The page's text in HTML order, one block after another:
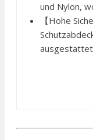
und Nylon,
【Hohe